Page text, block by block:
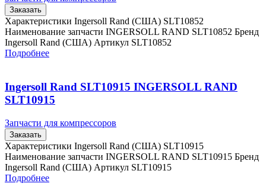
Заказать
Характеристики Ingersoll Rand (США) SLT10852
Наименование запчасти INGERSOLL RAND SLT10852 Бренд
Ingersoll Rand (США) Артикул SLT10852
Подробнее
Ingersoll Rand SLT10915 INGERSOLL RAND
SLT10915
Запчасти для компрессоров
Заказать
Характеристики Ingersoll Rand (США) SLT10915
Наименование запчасти INGERSOLL RAND SLT10915 Бренд
Ingersoll Rand (США) Артикул SLT10915
Подробнее